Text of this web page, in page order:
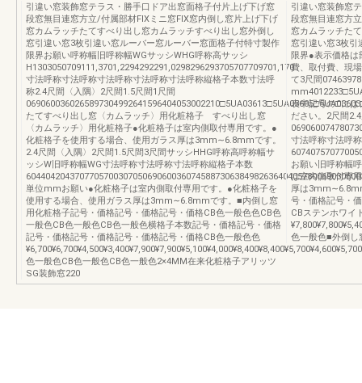
引違い窓装飾窓テラス・勝手口ドア出窓面格子付片上げ下げ窓
段窓無目連窓方立/付属部材FIXミニ窓FIX窓内倒し窓片上げ下げ
窓カムラッチたてすべり出し窓カムラッチすべり出し窓外倒し
窓引違い窓3枚引違い窓ルーバー窓ルーバー窓面格子付特寸製作
限界お願い呼称幅旧呼称幅WGサッシWHG呼称高サッシ
H1303050709111,3701,2294292291,0298296293705707709701,170
寸法呼称寸法呼称寸法呼称寸法呼称寸法呼称縦格子本数寸法呼
称2.4尺間〈入隅〉2尺間1.5尺間1尺間
たてすべり出し窓〈カムラッチ〉用化粧格子 すべり出し窓
〈カムラッチ〉用化粧格子●化粧格子は室内側取付専用です。●
化粧格子を使用する場合、使用ガラス厚は3mm∼6.8mmです。
2.4尺間〈入隅〉2尺間1.5尺間3尺間サッシHHG呼称高呼称幅サ
ッシW旧呼称幅WG寸法呼称寸法呼称寸法呼称縦格子本数
単位mmお願い●化粧格子は室内側取付専用です。●化粧格子を
使用する場合、使用ガラス厚は3mm∼6.8mmです。■内倒し窓
用化粧格子記号・価格記号・価格記号・価格CB色一般色色CB色
一般色CB色一般色CB色一般色横格子本数記号・価格記号・価格
記号・価格記号・価格記号・価格記号・価格CB色一般色色
色一般色CB色一般色CB色一般色2×4MM在来化粧格子アリッツ
SG装飾窓220
引違い窓装飾窓
段窓無目連窓方
窓カムラッチた
窓引違い窓3枚引
限界●表示価格は
費、取付費、現
て3尺間
表中記号の□には
ださい。2尺間
寸法呼称寸法呼
お願い旧呼称幅
は室内側取付専
厚は
号・価格記号・
CBステンホワイ
色一般色■外倒し